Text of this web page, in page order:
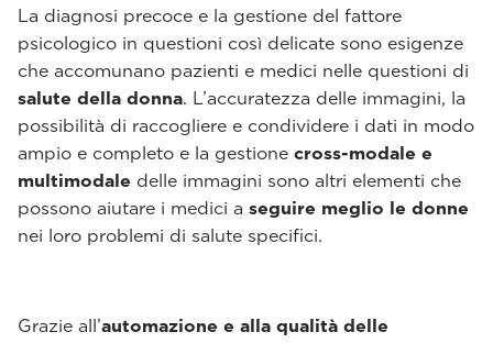
La diagnosi precoce e la gestione del fattore
psicologico in questioni così delicate sono esigenze
che accomunano pazienti e medici nelle questioni di
salute della donna. L’accuratezza delle immagini, la
possibilità di raccogliere e condividere i dati in modo
ampio e completo e la gestione cross-modale e
multimodale delle immagini sono altri elementi che
possono aiutare i medici a seguire meglio le donne
nei loro problemi di salute specifici.
Grazie all’automazione e alla qualità delle